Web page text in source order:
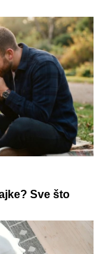
Posle
kada je saznao
za vikend:
spontano